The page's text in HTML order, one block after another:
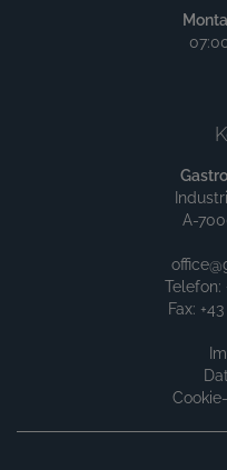
A-
Telefon:
Fax: